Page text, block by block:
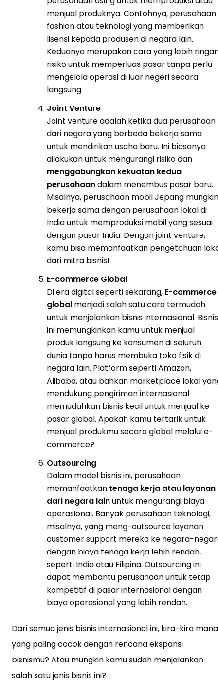
menjual produknya. Contohnya, perusahaan
fashion atau teknologi yang memberikan
lisensi kepada produsen di negara lain.
Keduanya merupakan cara yang lebih
risiko untuk memperluas pasar tanpa perlu
mengelola operasi di luar negeri secara
langsung.
Joint Venture
Joint venture adalah ketika dua perusahaan
dari negara yang berbeda bekerja sama
untuk mendirikan usaha baru. Ini biasanya
dilakukan untuk mengurangi risiko dan
menggabungkan kekuatan kedua
perusahaandalam menembus pasar baru.
Misalnya, perusahaan mobil Jepang mungkin
bekerja sama dengan perusahaan lokal di
India untuk memproduksi mobil yang sesuai
dengan pasar India. Dengan joint venture,
kamu bisa memanfaatkan pengetahuan
dari mitra bisnis!
E-commerce Global
Di era digital seperti sekarang, E-commerce
global menjadi salah satu cara termudah
untuk menjalankan bisnis internasional. Bisnis
ini memungkinkan kamu untuk menjual
produk langsung ke konsumen di seluruh
dunia tanpa harus membuka toko fisik di
negara lain. Platform seperti Amazon,
Alibaba, atau bahkan marketplace lokal
mendukung pengiriman internasional
memudahkan bisnis kecil untuk menjual ke
pasar global. Apakah kamu tertarik untuk
menjual produkmu secara global melalui e-
commerce?
Outsourcing
Dalam model bisnis ini, perusahaan
memanfaatkan tenaga kerja atau layanan
dari negara lainuntuk mengurangi biaya
operasional. Banyak perusahaan teknologi,
misalnya, yang meng-outsource layanan
customer support mereka ke negara-
dengan biaya tenaga kerja lebih rendah,
seperti India atau Filipina. Outsourcing ini
dapat membantu perusahaan untuk tetap
kompetitif di pasar internasional dengan
biaya operasional yang lebih rendah.
Dari semua jenis bisnis internasional ini, kira-kira mana
yang paling cocok dengan rencana ekspansi
bisnismu? Atau mungkin kamu sudah menjalankan
salah satu jenis bisnis ini?